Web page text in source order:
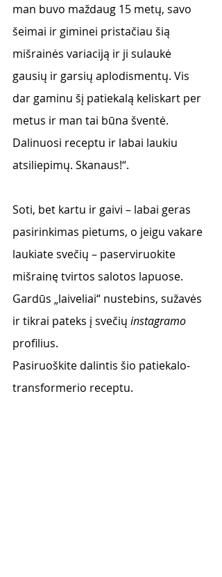
man buvo maždaug 15 metų, savo
šeimai ir giminei pristačiau šią
mišrainės variaciją ir ji sulaukė
gausių ir garsių aplodismentų. Vis
dar gaminu šį patiekalą keliskart per
metus ir man tai būna šventė.
Dalinuosi receptu ir labai laukiu
atsiliepimų. Skanaus!“.
Soti, bet kartu ir gaivi – labai geras
pasirinkimas pietums, o jeigu vakare
laukiate svečių – paserviruokite
mišrainę tvirtos salotos lapuose.
Gardūs „laiveliai“ nustebins, sužavės
ir tikrai pateks į svečių instagramo
profilius.
Pasiruoškite dalintis šio patiekalo-
transformerio receptu.